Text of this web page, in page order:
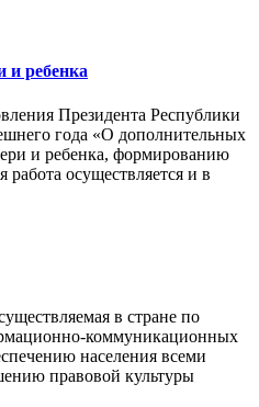
и ребенка
Президента Республики
года «О дополнительных
и ребенка, формированию
работа осуществляется и в
в стране по
коммуникационных
населения всеми
правовой культуры